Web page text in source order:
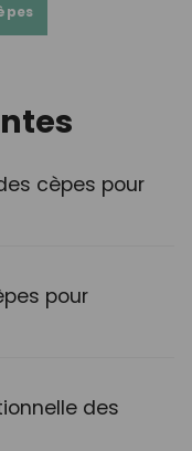
cèpes pour
pour
des